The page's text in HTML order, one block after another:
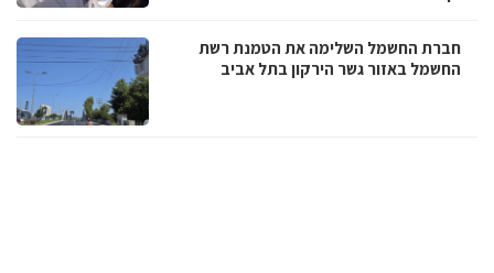
חברת החשמל השלימה את הטמנת רשת
החשמל באזור גשר הירקון בתל אביב